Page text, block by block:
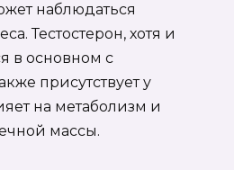
наблюдаться
Тестостерон, хотя и
в основном с
присутствует у
на метаболизм и
массы.